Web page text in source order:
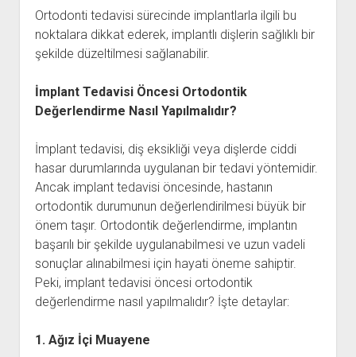
Ortodonti tedavisi sürecinde implantlarla ilgili bu
noktalara dikkat ederek, implantlı dişlerin sağlıklı bir
şekilde düzeltilmesi sağlanabilir.
İmplant Tedavisi Öncesi Ortodontik
Değerlendirme Nasıl Yapılmalıdır?
İmplant tedavisi, diş eksikliği veya dişlerde ciddi
hasar durumlarında uygulanan bir tedavi yöntemidir.
Ancak implant tedavisi öncesinde, hastanın
ortodontik durumunun değerlendirilmesi büyük bir
önem taşır. Ortodontik değerlendirme, implantın
başarılı bir şekilde uygulanabilmesi ve uzun vadeli
sonuçlar alınabilmesi için hayati öneme sahiptir.
Peki, implant tedavisi öncesi ortodontik
değerlendirme nasıl yapılmalıdır? İşte detaylar:
1. Ağız İçi Muayene